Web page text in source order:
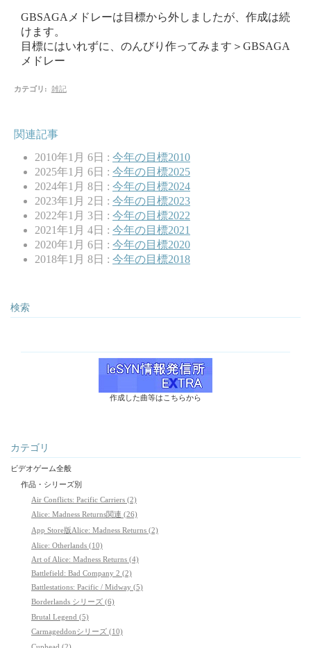
GBSAGAメドレーは目標から外しましたが、作成は続
けます。
目標にはいれずに、のんびり作ってみます＞GBSAGA
メドレー
カテゴリ : 雑記
関連記事
2010年1月 6日 : 今年の目標2010
2025年1月 6日 : 今年の目標2025
2024年1月 8日 : 今年の目標2024
2023年1月 2日 : 今年の目標2023
2022年1月 3日 : 今年の目標2022
2021年1月 4日 : 今年の目標2021
2020年1月 6日 : 今年の目標2020
2018年1月 8日 : 今年の目標2018
検索
作成した曲等はこちらから
カテゴリ
ビデオゲーム全般
作品・シリーズ別
Air Conflicts: Pacific Carriers (2)
Alice: Madness Returns関連 (26)
App Store版Alice: Madness Returns (2)
Alice: Otherlands (10)
Art of Alice: Madness Returns (4)
Battlefield: Bad Company 2 (2)
Battlestations: Pacific / Midway (5)
Borderlands シリーズ (6)
Brutal Legend (5)
Carmageddonシリーズ (10)